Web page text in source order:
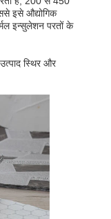
इसे औद्योगिक
इन्सुलेशन परतों के
स्थिर और